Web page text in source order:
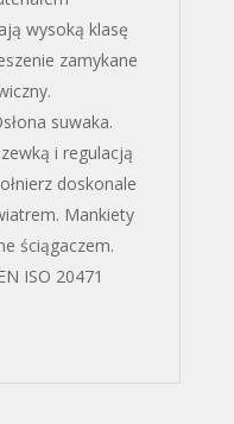
wysoką klasę
zamykane
suwaka.
i regulacją
doskonale
Mankiety
ściągaczem.
ISO 20471